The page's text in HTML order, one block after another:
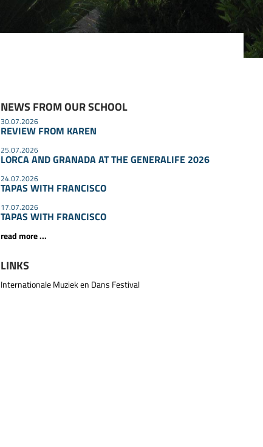
NEWS FROM OUR SCHOOL
30.07.2026
REVIEW FROM KAREN
25.07.2026
LORCA AND GRANADA AT THE GENERALIFE 2026
24.07.2026
TAPAS WITH FRANCISCO
17.07.2026
TAPAS WITH FRANCISCO
read more ...
LINKS
Internationale Muziek en Dans Festival